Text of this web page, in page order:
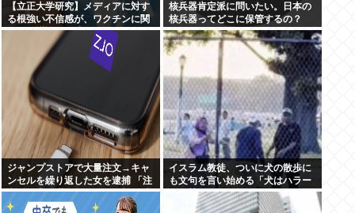
【立正大学研究】メディアに対す
る根強い不信感が、ワクチンに関
する陰謀論の形成につながってい
核兵器肯定派に問いたい。日本の
核兵器ってどこに保管するの？
ジャンプストアで大量注文→キャ
ンセルを繰り返した女を逮捕 「注
文で欲求が満たされた」総額43億
円
イスラム教徒、ついに犬の散歩に
も文句を言い始める「犬はハラー
ム（禁忌）だ」